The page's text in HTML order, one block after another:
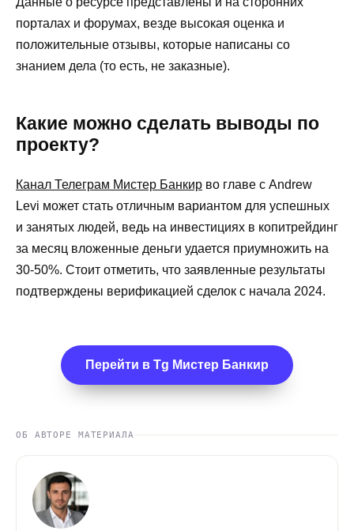
порталах и форумах, везде высокая оценка и
положительные отзывы, которые написаны со
знанием дела (то есть, не заказные).
Какие можно сделать выводы по
проекту?
Канал Телеграм Мистер Банкир во главе с Andrew
Levi может стать отличным вариантом для успешных
и занятых людей, ведь на инвестициях в копитрейдинг
за месяц вложенные деньги удается приумножить на
30-50%. Стоит отметить, что заявленные результаты
подтверждены верификацией сделок с начала 2024.
Перейти в Tg Мистер Банкир
ОБ АВТОРЕ МАТЕРИАЛА